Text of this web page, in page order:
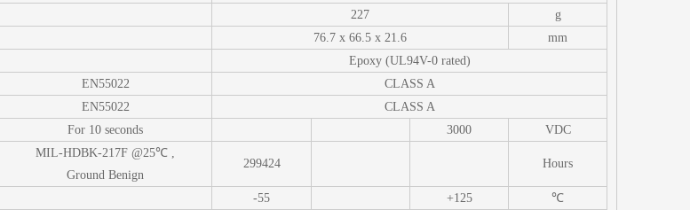
227
g
76.7 x 66.5 x 21.6
mm
Epoxy (UL94V-0 rated)
EN55022
CLASS A
EN55022
CLASS A
For 10 seconds 3000 VDC
MIL-HDBK-217F @25℃ ,
Ground Benign
299424 Hours
-55 +125
℃